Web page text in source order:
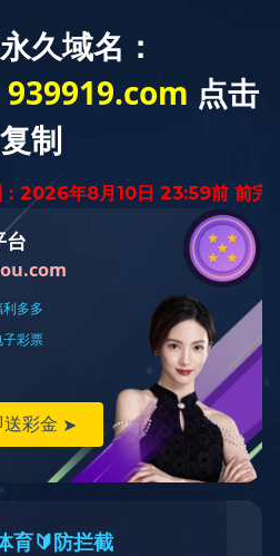
速检验基坑下柱墩精度的
18 13:54:22 ／ 浏览： 1004